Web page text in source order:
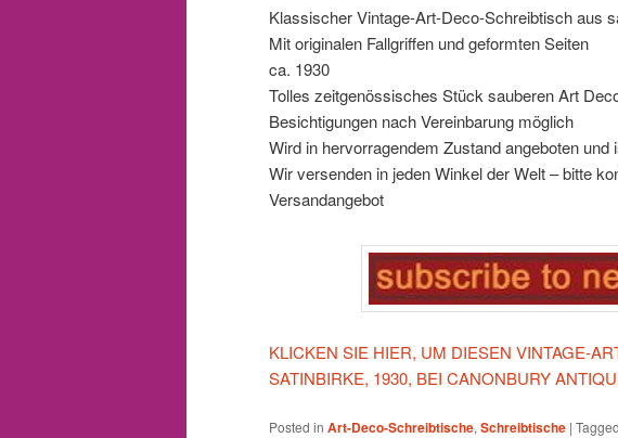
Klassischer Vintage-Art-Deco-Schreibtisch aus
Mit originalen Fallgriffen und geformten Seiten
ca. 1930
Tolles zeitgenössisches Stück sauberen Art
Besichtigungen nach Vereinbarung möglich
Wird in hervorragendem Zustand angeboten
Wir versenden in jeden Winkel der Welt – bitte
Versandangebot
KLICKEN SIE HIER, UM DIESEN VINTAGE-
SATINBIRKE, 1930, BEI CANONBURY
Posted in Art-Deco-Schreibtische, Schreibtische | Tagged